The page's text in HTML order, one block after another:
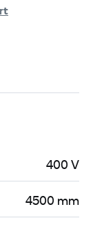
400 V
4500 mm